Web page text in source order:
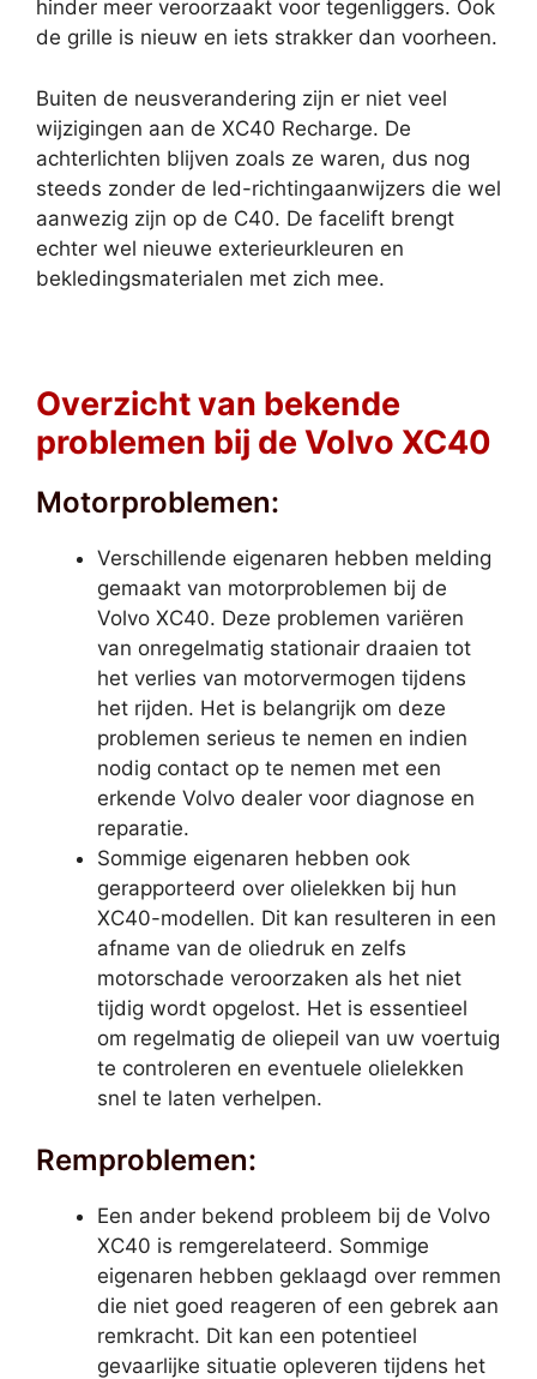
hinder meer veroorzaakt voor tegenliggers. Ook
de grille is nieuw en iets strakker dan voorheen.
Buiten de neusverandering zijn er niet veel
wijzigingen aan de XC40 Recharge. De
achterlichten blijven zoals ze waren, dus nog
steeds zonder de led-richtingaanwijzers die wel
aanwezig zijn op de C40. De facelift brengt
echter wel nieuwe exterieurkleuren en
bekledingsmaterialen met zich mee.
Overzicht van bekende
problemen bij de Volvo XC40
Motorproblemen:
Verschillende eigenaren hebben melding
gemaakt van motorproblemen bij de
Volvo XC40. Deze problemen variëren
van onregelmatig stationair draaien tot
het verlies van motorvermogen tijdens
het rijden. Het is belangrijk om deze
problemen serieus te nemen en indien
nodig contact op te nemen met een
erkende Volvo dealer voor diagnose en
reparatie.
Sommige eigenaren hebben ook
gerapporteerd over olielekken bij hun
XC40-modellen. Dit kan resulteren in een
afname van de oliedruk en zelfs
motorschade veroorzaken als het niet
tijdig wordt opgelost. Het is essentieel
om regelmatig de oliepeil van uw voertuig
te controleren en eventuele olielekken
snel te laten verhelpen.
Remproblemen:
Een ander bekend probleem bij de Volvo
XC40 is remgerelateerd. Sommige
eigenaren hebben geklaagd over remmen
die niet goed reageren of een gebrek aan
remkracht. Dit kan een potentieel
gevaarlijke situatie opleveren tijdens het